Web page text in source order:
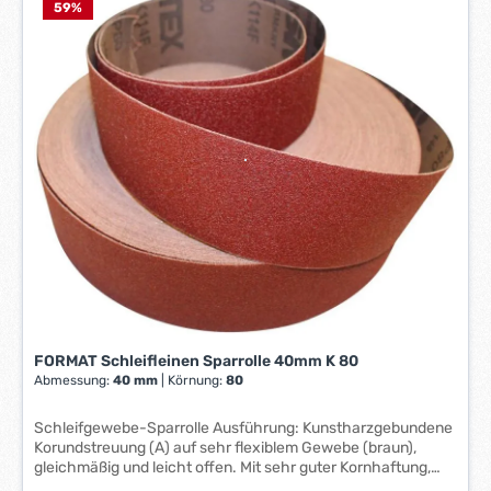
i
:
1
t
a
e
*
*
59%
FORMAT Schleifleinen Sparrolle 40mm K 80
Abmessung:40 mm Körnung:80
Schleifgewebe-Sparrolle Ausführung: Kunstharzgebundene
Korundstreuung (A) auf sehr flexiblem Gewebe (braun),
gleichmäßig und leicht offen. Mit sehr guter Kornhaftung,